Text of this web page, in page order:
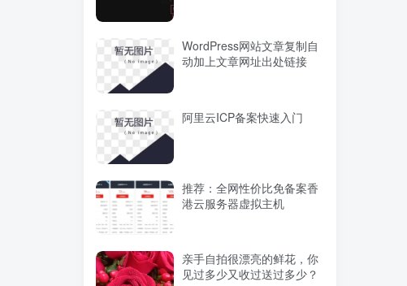
WordPress网站文章复制自
动加上文章网址出处链接
阿里云ICP备案快速入门
推荐：全网性价比免备案香
港云服务器虚拟主机
亲手自拍很漂亮的鲜花，你
见过多少又收过送过多少？